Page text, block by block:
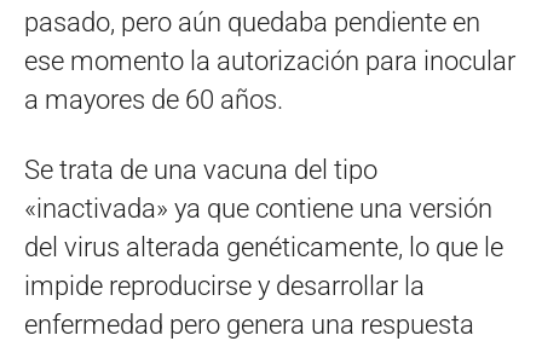
pasado, pero aún quedaba pendiente en
ese momento la autorización para inocular
a mayores de 60 años.
Se trata de una vacuna del tipo
«inactivada» ya que contiene una versión
del virus alterada genéticamente, lo que le
impide reproducirse y desarrollar la
enfermedad pero genera una respuesta